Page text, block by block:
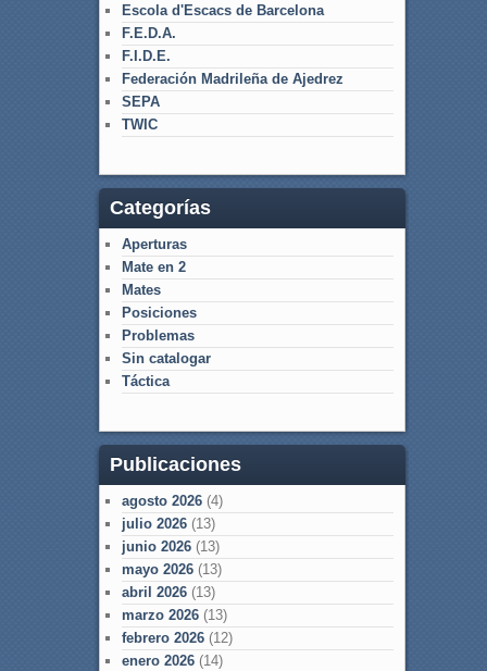
Escola d'Escacs de Barcelona
F.E.D.A.
F.I.D.E.
Federación Madrileña de Ajedrez
SEPA
TWIC
Categorías
Aperturas
Mate en 2
Mates
Posiciones
Problemas
Sin catalogar
Táctica
Publicaciones
agosto 2026(4)
julio 2026(13)
junio 2026(13)
mayo 2026(13)
abril 2026(13)
marzo 2026(13)
febrero 2026(12)
enero 2026(14)